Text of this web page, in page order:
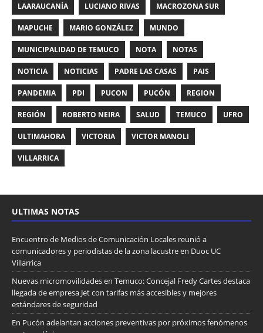
LAARAUCANÍA LUCIANO RIVAS MACROZONA SUR
MAPUCHE MARIO GONZÁLEZ MUNDO
MUNICIPALIDAD DE TEMUCO NOTA NOTAS
NOTICIA NOTICIAS PADRE LAS CASAS PAIS
PANDEMIA PDI PUCON PUCÓN REGION
REGIÓN ROBERTO NEIRA SALUD TEMUCO UFRO
ULTIMAHORA VICTORIA VICTOR MANOLI
VILLARRICA
ULTIMAS NOTAS
Encuentro de Medios de Comunicación Locales reunió a
comunicadores y periodistas de la zona lacustre en Duoc UC
Villarrica
Nuevas micromovilidades en Temuco: Concejal Fredy Cartes destaca
llegada de empresa Jet con tarifas más accesibles y mejores
estándares de seguridad
En Pucón adelantan acciones preventivas por próximos fenómenos